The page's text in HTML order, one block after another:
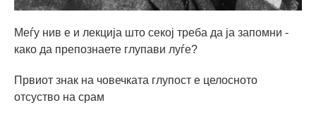
Меѓу нив е и лекција што секој треба да ја запомни -
како да препознаете глупави луѓе?
Првиот знак на човечката глупост е целосното
отсуство на срам